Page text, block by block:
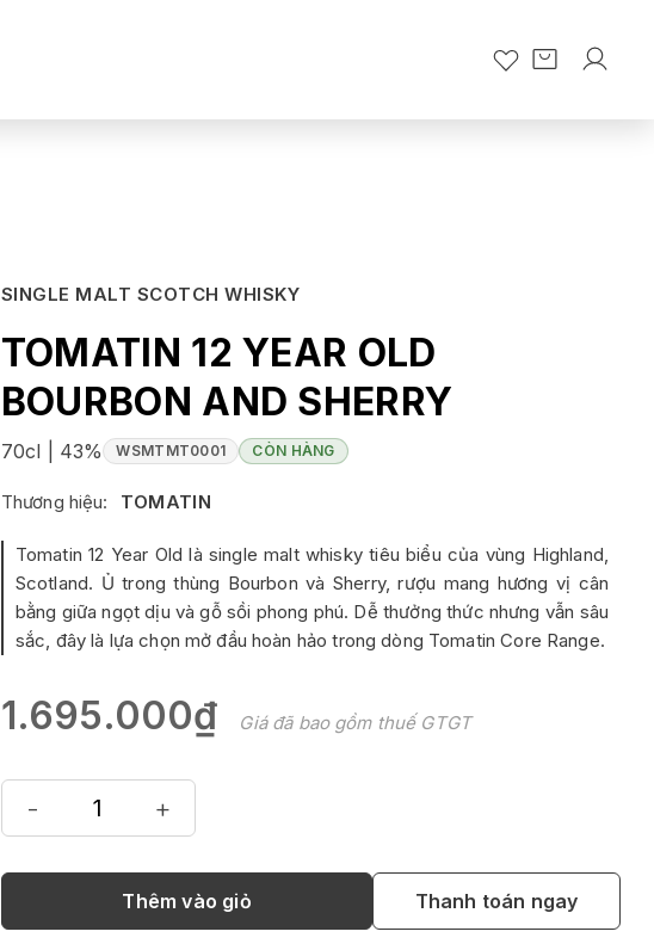
SINGLE MALT SCOTCH WHISKY
TOMATIN 12 YEAR OLD
BOURBON AND SHERRY
70cl | 43% WSMTMT0001 CÒN HÀNG
Thương hiệu: TOMATIN
Tomatin 12 Year Old là single malt whisky tiêu biểu của vùng Highland,
Scotland. Ủ trong thùng Bourbon và Sherry, rượu mang hương vị cân
bằng giữa ngọt dịu và gỗ sồi phong phú. Dễ thưởng thức nhưng vẫn sâu
sắc, đây là lựa chọn mở đầu hoàn hảo trong dòng Tomatin Core Range.
1.695.000₫ Giá đã bao gồm thuế GTGT
- +
Thêm vào giỏ Thanh toán ngay